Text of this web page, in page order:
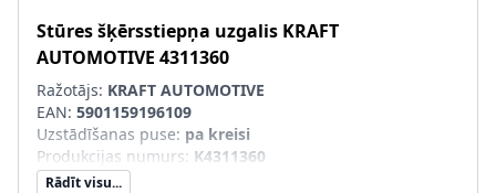
Stūres šķērsstiepņa uzgalis KRAFT
AUTOMOTIVE 4311360
Ražotājs: KRAFT AUTOMOTIVE
EAN: 5901159196109
Uzstādīšanas puse: pa kreisi
Produkcijas numurs: K4311360
Rādīt visu...